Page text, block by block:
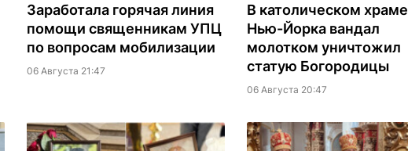
Заработала горячая линия
помощи священникам УПЦ
по вопросам мобилизации
06 Августа 21:47
В католическом храме
Нью-Йорка вандал
молотком уничтожил
статую Богородицы
06 Августа 20:47